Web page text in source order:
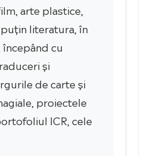
arte plastice,
literatura, în
cu
și
de carte și
proiectele
ICR, cele